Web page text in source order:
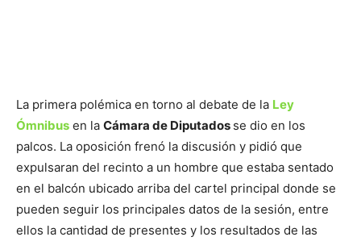
La primera polémica en torno al debate de la Ley
Ómnibus en la Cámara de Diputados se dio en los
palcos. La oposición frenó la discusión y pidió que
expulsaran del recinto a un hombre que estaba sentado
en el balcón ubicado arriba del cartel principal donde se
pueden seguir los principales datos de la sesión, entre
ellos la cantidad de presentes y los resultados de las